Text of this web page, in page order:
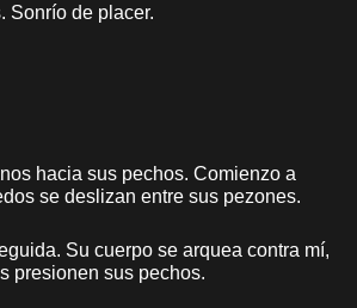
Sonrío de placer.
hacia sus pechos. Comienzo a
se deslizan entre sus pezones.
Su cuerpo se arquea contra mí,
presionen sus pechos.